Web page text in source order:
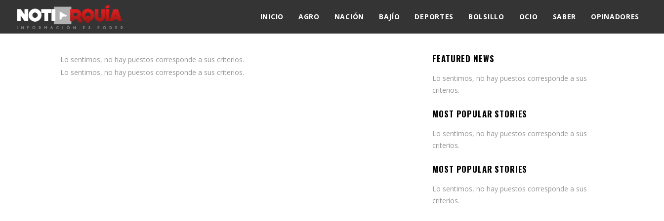
INICIO AGRO NACIÓN BAJÍO DEPORTES BOLSILLO OCIO SABER OPINADORES
Lo sentimos, no hay puestos corresponde a sus criterios.
Lo sentimos, no hay puestos corresponde a sus criterios.
FEATURED NEWS
Lo sentimos, no hay puestos corresponde a sus
criterios.
MOST POPULAR STORIES
Lo sentimos, no hay puestos corresponde a sus
criterios.
MOST POPULAR STORIES
Lo sentimos, no hay puestos corresponde a sus
criterios.